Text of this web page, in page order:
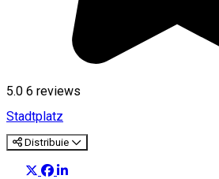
5.0 6 reviews
Stadtplatz
Distribuie